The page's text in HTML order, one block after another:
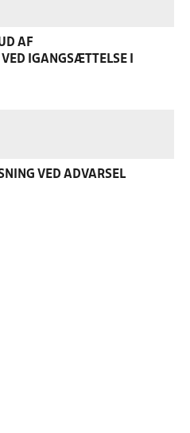
AF
IGANGSÆTTELSE I
VED ADVARSEL